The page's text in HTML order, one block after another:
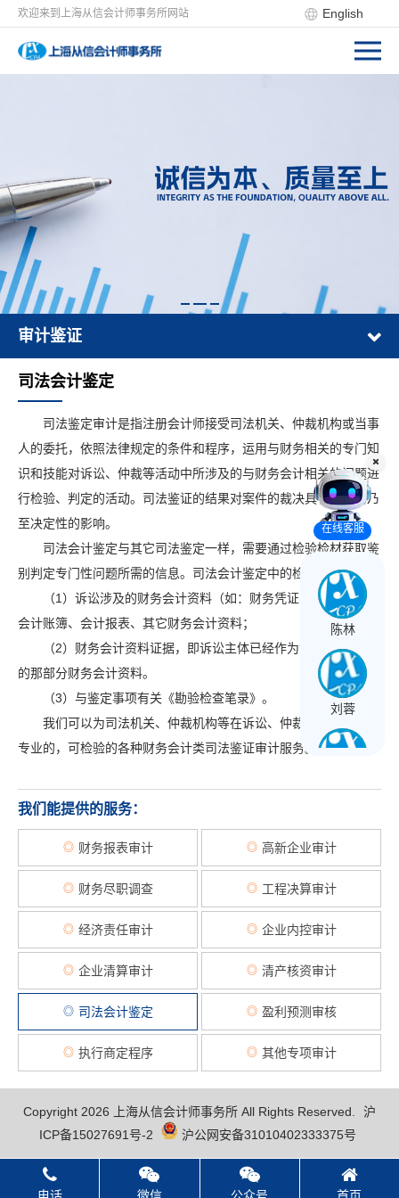
欢迎来到上海从信会计师事务所网站 English
审计鉴证
司法会计鉴定
司法鉴定审计是指注册会计师接受司法机关、仲裁机构或当事
人的委托，依照法律规定的条件和程序，运用与财务相关的专门知
识和技能对诉讼、仲裁等活动中所涉及的与财务会计相关的问题进
行检验、判定的活动。司法鉴证的结果对案件的裁决具有重要的乃
至决定性的影响。
司法会计鉴定与其它司法鉴定一样，需要通过检验检材获取鉴
别判定专门性问题所需的信息。司法会计鉴定中的检材包括：
（1）诉讼涉及的财务会计资料（如：财务凭证、会计凭证、
会计账簿、会计报表、其它财务会计资料；
（2）财务会计资料证据，即诉讼主体已经作为证据材料固定
的那部分财务会计资料。
（3）与鉴定事项有关《勘验检查笔录》。
我们可以为司法机关、仲裁机构等在诉讼、仲裁过程中，提供
专业的，可检验的各种财务会计类司法鉴证审计服务。
我们能提供的服务：
◎ 财务报表审计 ◎ 高新企业审计
◎ 财务尽职调查 ◎ 工程决算审计
◎ 经济责任审计 ◎ 企业内控审计
◎ 企业清算审计 ◎ 清产核资审计
◎ 司法会计鉴定 ◎ 盈利预测审核
◎ 执行商定程序 ◎ 其他专项审计
Copyright 2026 上海从信会计师事务所 All Rights Reserved.
沪
ICP备15027691号-2
沪公网安备31010402333375号
在线客服
陈林
刘蓉
王长球
黄文星